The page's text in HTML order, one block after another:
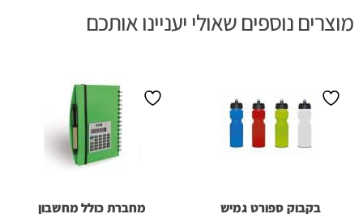
מוצרים נוספים שאולי יעניינו אותכם
בקבוק ספורט גמיש מחברת כולל מחשבון